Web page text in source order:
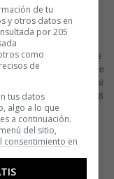
gordo
Me gusta pensar que
de lo que debía, aunque
envergadura que hice al
en adelante. Tenía 18
de tu
y otros datos en
por 205
como
de
tus datos
algo a lo que
a continuación.
del sitio,
consentimiento en